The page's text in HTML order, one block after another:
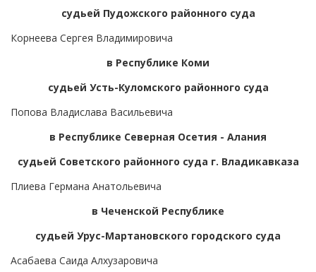
судьей Пудожского районного суда
Корнеева Сергея Владимировича
в Республике Коми
судьей Усть-Куломского районного суда
Попова Владислава Васильевича
в Республике Северная Осетия - Алания
судьей Советского районного суда г. Владикавказа
Плиева Германа Анатольевича
в Чеченской Республике
судьей Урус-Мартановского городского суда
Асабаева Саида Алхузаровича